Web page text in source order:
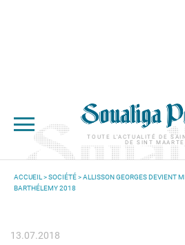
TOUTE L'ACTUALITÉ DE
DE SINT
VOUS ÊTES ICI
ACCUEIL >SOCIÉTÉ> ALLISSON GEORGES DEVIENT
BARTHÉLEMY 2018
13.07.2018